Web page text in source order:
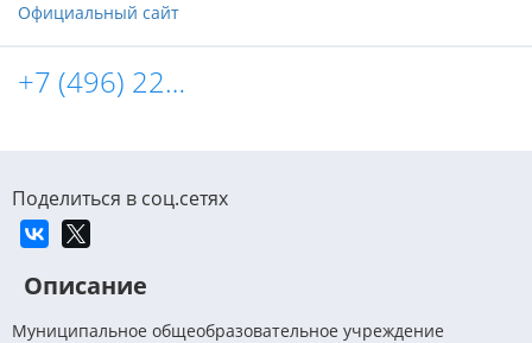
Официальный сайт
+7 (496) 223-19-77
Поделиться в соц.сетях
Описание
Муниципальное общеобразовательное учреждение